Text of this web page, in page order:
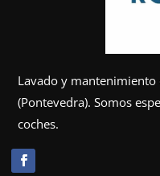
Lavado y mantenimiento
(Pontevedra). Somos
coches.